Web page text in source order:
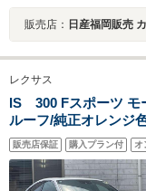
販売店： 日産福岡販売
レクサス
IS 300 Fスポーツ モ
ルーフ/純正オレンジ
ナビ/パノラミックビ
ニター/純正19インチ
ヒーター
販売店保証 購入プラン付 オ